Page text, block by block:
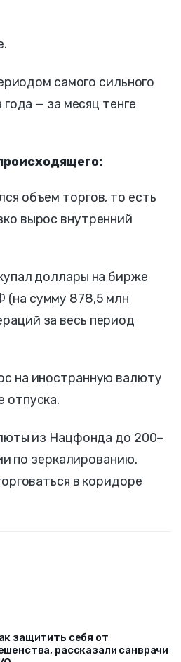
самого сильного
— за месяц тенге
объем торгов, то есть
вырос внутренний
доллары на бирже
(на сумму 878,5 млн
за весь период
на иностранную валюту
отпуска.
из Нацфонда до 200–
по зеркалированию.
в коридоре
защитить себя от
рассказали санврачи